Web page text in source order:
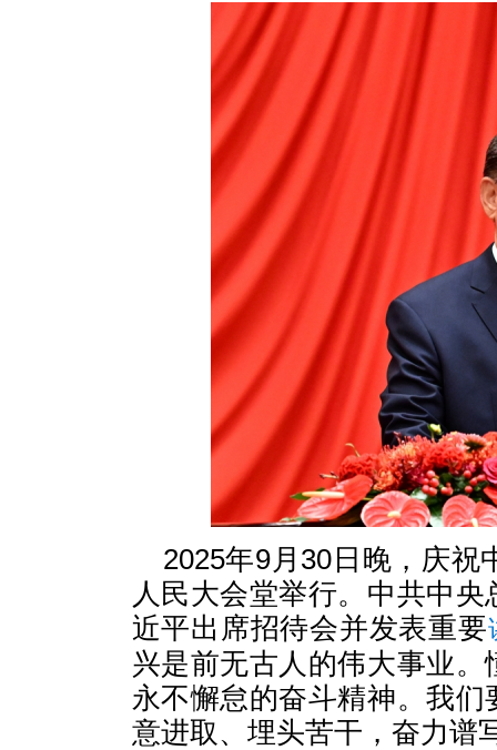
2025年9月30日晚，庆祝
人民大会堂举行。中共中
近平出席招待会并发表重要
兴是前无古人的伟大事业
永不懈怠的奋斗精神。我
意进取、埋头苦干，奋力谱